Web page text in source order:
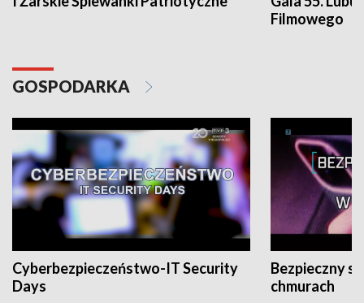
Filmowego
GOSPODARKA
Cyberbezpieczeństwo-IT Security
Days
Bezpieczny
chmurach